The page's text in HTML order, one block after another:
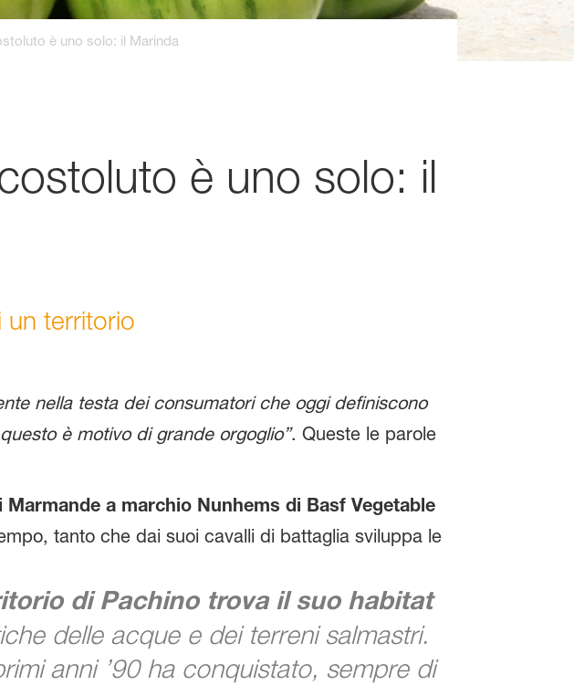
è uno solo: il Marinda
è uno solo: il
territorio
nella testa dei consumatori che oggi definiscono
è motivo di grande orgoglio”. Queste le parole
a marchio Nunhems di Basf Vegetable
tanto che dai suoi cavalli di battaglia sviluppa le
di Pachino trova il suo habitat
delle acque e dei terreni salmastri.
anni ’90 ha conquistato, sempre di